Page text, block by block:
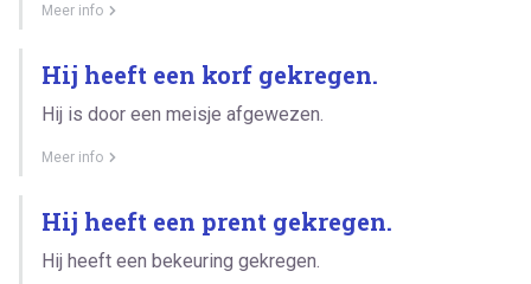
Meer info
Hij heeft een korf gekregen.
Hij is door een meisje afgewezen.
Meer info
Hij heeft een prent gekregen.
Hij heeft een bekeuring gekregen.